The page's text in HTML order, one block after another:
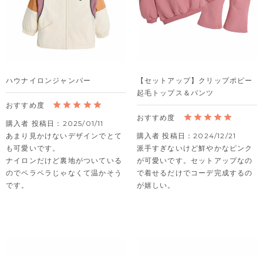
ハウナイロンジャンパー
購入者 投稿日
2025/01/11
あまり見かけないデザインでとて
も可愛いです。
ナイロンだけど裏地がついている
のでペラペラじゃなくて温かそう
です。
【セットアップ】クリップポピー
起毛トップス＆パンツ
購入者 投稿日
2024/12/21
派手すぎないけど鮮やかなピンク
が可愛いです。セットアップなの
で着せるだけでコーデ完成するの
が嬉しい。